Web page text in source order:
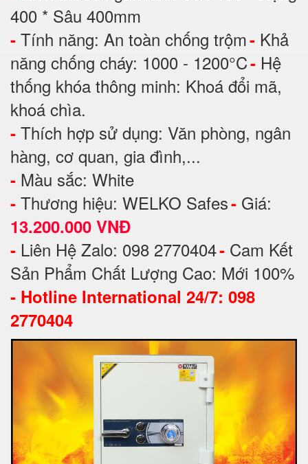
400 * Sâu 400mm
- Tính năng: An toàn chống trộm- Khả
năng chống cháy: 1000 - 1200°C- Hệ
thống khóa thông minh: Khoá đổi mã,
khoá chìa.
- Thích hợp sử dụng: Văn phòng, ngân
hàng, cơ quan, gia đình,...
- Màu sắc: White
- Thương hiệu: WELKO Safes- Giá:
13.200.000 VNĐ
- Liên Hệ Zalo: 098 2770404- Cam Kết
Sản Phẩm Chất Lượng Cao: Mới 100%
- Hotline International 24/7: 098
2770404